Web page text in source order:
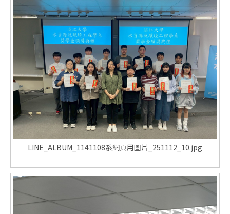
LINE_ALBUM_1141108系網頁用圖片_251112_10.jpg